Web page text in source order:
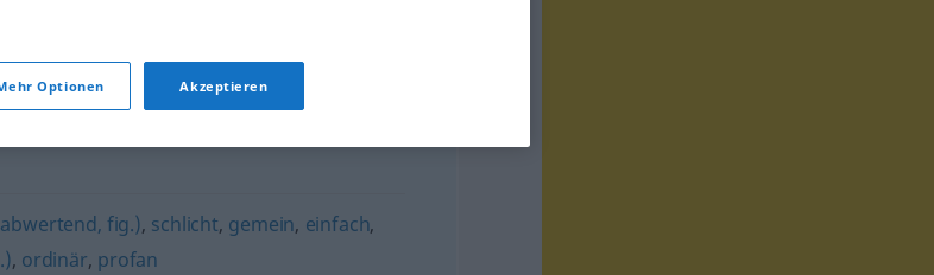
fig.), schlicht, gemein, einfach,
, ordinär, profan
Optionen Akzeptieren